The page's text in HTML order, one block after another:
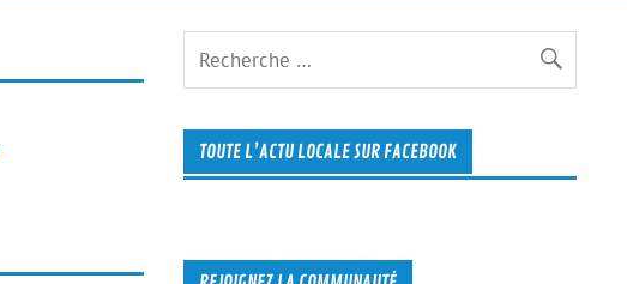
TOUTE L’ACTU LOCALE SUR FACEBOOK